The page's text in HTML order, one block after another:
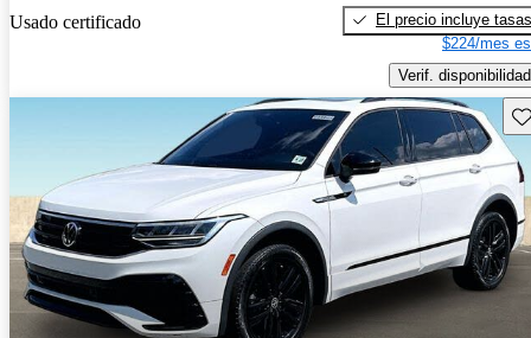
Usado certificado
El precio incluye tasas
$224/mes
Verif. disponibilidad